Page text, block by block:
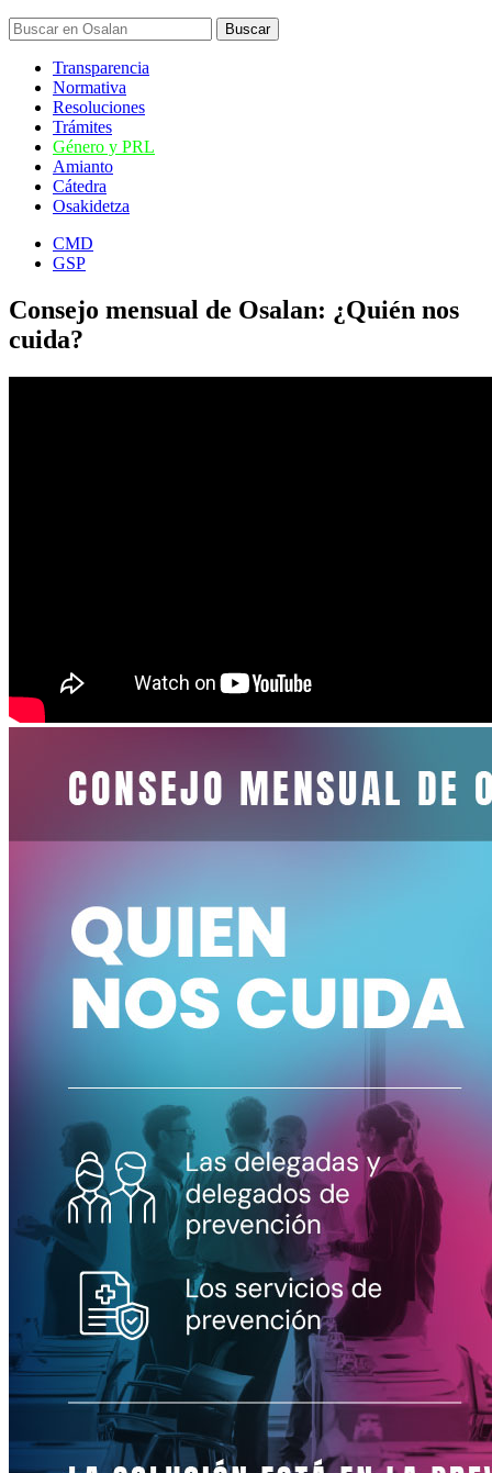
Transparencia
Normativa
Resoluciones
Trámites
Género y PRL
Amianto
Cátedra
Osakidetza
CMD
GSP
Consejo mensual de Osalan: ¿Quién nos
cuida?